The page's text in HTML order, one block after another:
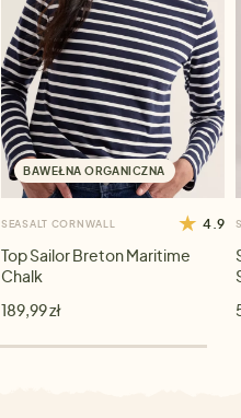
BAWEŁNA ORGANICZNA
SEASALT CORNWALL 4.9
Top Sailor Breton Maritime
Chalk
189,99 zł